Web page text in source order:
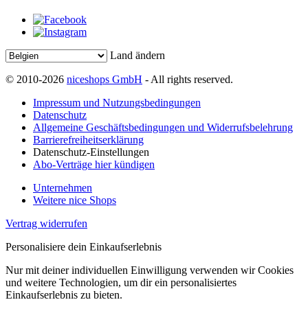
Land ändern
© 2010-2026 niceshops GmbH - All rights reserved.
Impressum und Nutzungsbedingungen
Datenschutz
Allgemeine Geschäftsbedingungen und Widerrufsbelehrung
Barrierefreiheitserklärung
Datenschutz-Einstellungen
Abo-Verträge hier kündigen
Unternehmen
Weitere nice Shops
Vertrag widerrufen
Personalisiere dein Einkaufserlebnis
Nur mit deiner individuellen Einwilligung verwenden wir Cookies
und weitere Technologien, um dir ein personalisiertes
Einkaufserlebnis zu bieten.